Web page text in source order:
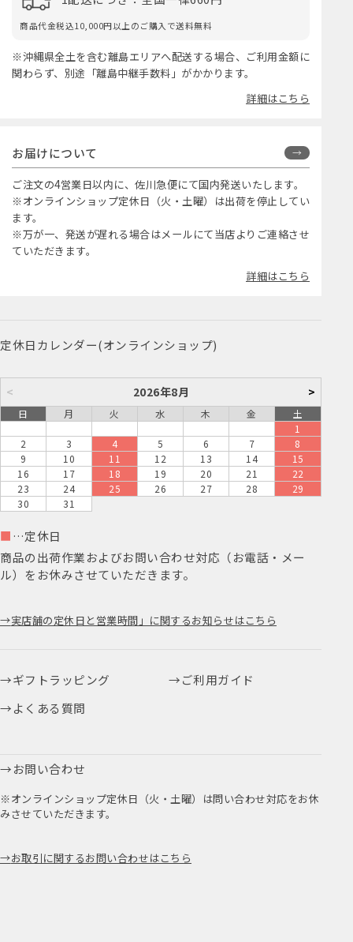
関わらず、別途「離島中継手数料」がかかります。
※オンラインショップ定休日（火・土曜）は出荷を停止してい
ます。
※万が一、発送が遅れる場合はメールにて当店よりご連絡させ
ていただきます。
< 2026年8月 >
日 月 火 水 木 金
土
1
2
3 4 5 6 7
8
9
10 11 12 13 14
15
16
17 18 19 20 21
22
23
24 25 26 27 28
29
30
31
商品の出荷作業およびお問い合わせ対応（お電話・メー
ル）をお休みさせていただきます。
みさせていただきます。